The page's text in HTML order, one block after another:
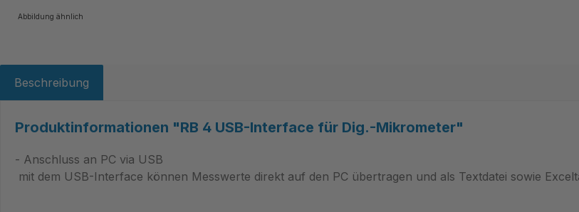
Abbildung ähnlich
Beschreibung
Produktinformationen "RB 4 USB-Interface für Dig.-Mikrometer"
- Anschluss an PC via USB
 mit dem USB-Interface können Messwerte direkt auf den PC übertragen und als Textdatei sowie